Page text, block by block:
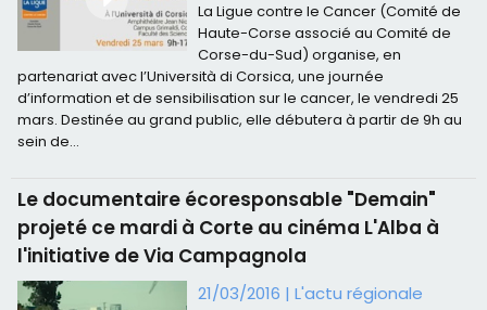
La Ligue contre le Cancer (Comité de
Haute-Corse associé au Comité de
Corse-du-Sud) organise, en
partenariat avec l’Università di Corsica, une journée
d’information et de sensibilisation sur le cancer, le vendredi 25
mars. Destinée au grand public, elle débutera à partir de 9h au
sein de...
Le documentaire écoresponsable "Demain"
projeté ce mardi à Corte au cinéma L'Alba à
l'initiative de Via Campagnola
21/03/2016 |L'actu régionale